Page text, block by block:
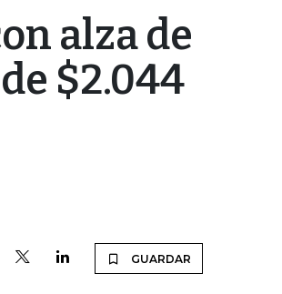
alza de
$2.044
GUARDAR